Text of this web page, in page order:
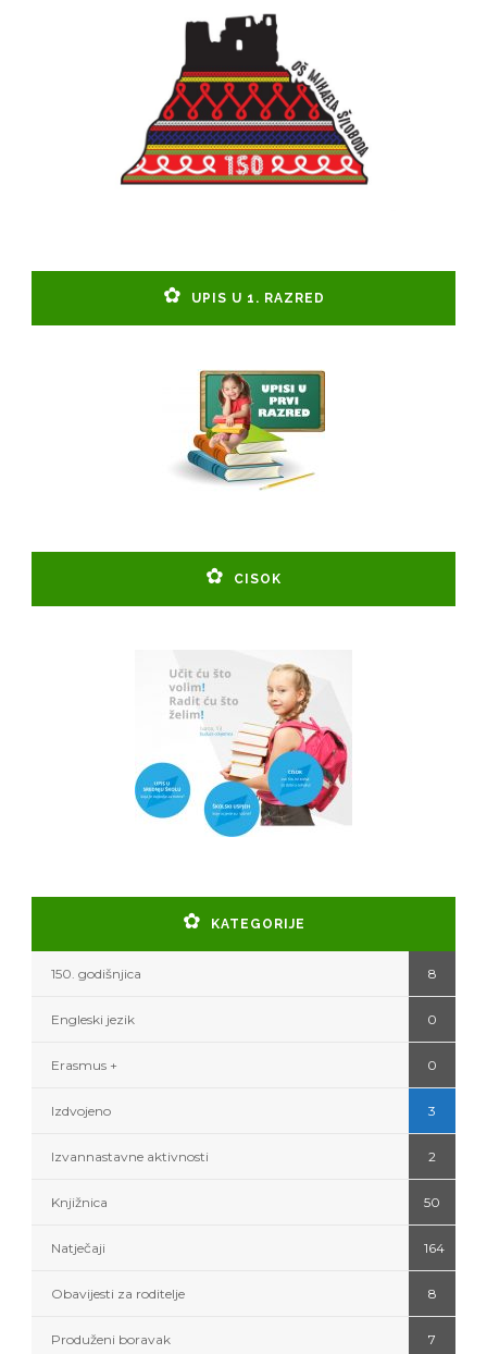
UPIS U 1. RAZRED
CISOK
KATEGORIJE
150. godišnjica 8
Engleski jezik 0
Erasmus + 0
Izdvojeno 3
Izvannastavne aktivnosti 2
Knjižnica 50
Natječaji 164
Obavijesti za roditelje 8
Produženi boravak 7